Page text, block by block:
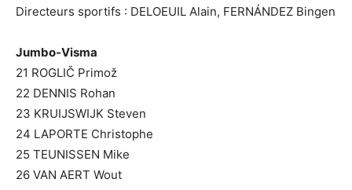
Directeurs sportifs : DELOEUIL Alain, FERNÁNDEZ Bingen
Jumbo-Visma
21 ROGLIČ Primož
22 DENNIS Rohan
23 KRUIJSWIJK Steven
24 LAPORTE Christophe
25 TEUNISSEN Mike
26 VAN AERT Wout